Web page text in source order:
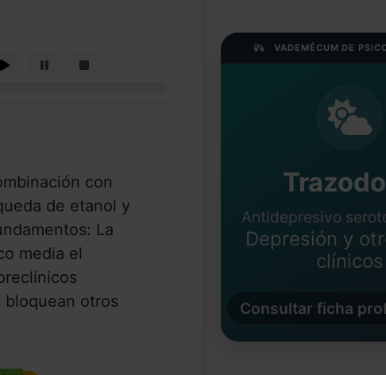
con
de etanol y
La
media el
otros
VADEMÉCUM DE
Antidepresivo
Depresión y
clínicos
Consultar ficha